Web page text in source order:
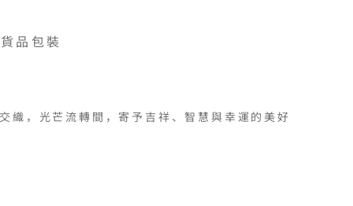
貨品包裝
織，光芒流轉間，寄予吉祥、智慧與幸運的美好